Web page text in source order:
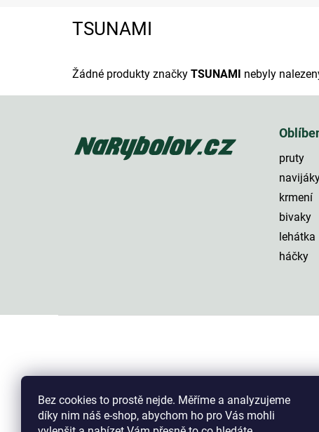
Bez cookies to prostě nejde. Měříme a analyzujeme
díky nim náš e-shop, abychom ho pro Vás mohli
TSUNAMI
Žádné produkty značky TSUNAMI nebyly
pruty
krmení
bivaky
lehátka
háčky